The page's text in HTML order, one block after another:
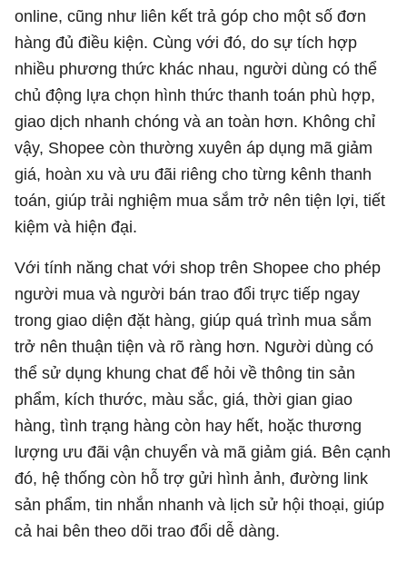
online, cũng như liên kết trả góp cho một số đơn
hàng đủ điều kiện. Cùng với đó, do sự tích hợp
nhiều phương thức khác nhau, người dùng có thể
chủ động lựa chọn hình thức thanh toán phù hợp,
giao dịch nhanh chóng và an toàn hơn. Không chỉ
vậy, Shopee còn thường xuyên áp dụng mã giảm
giá, hoàn xu và ưu đãi riêng cho từng kênh thanh
toán, giúp trải nghiệm mua sắm trở nên tiện lợi, tiết
kiệm và hiện đại.
Với tính năng chat với shop trên Shopee cho phép
người mua và người bán trao đổi trực tiếp ngay
trong giao diện đặt hàng, giúp quá trình mua sắm
trở nên thuận tiện và rõ ràng hơn. Người dùng có
thể sử dụng khung chat để hỏi về thông tin sản
phẩm, kích thước, màu sắc, giá, thời gian giao
hàng, tình trạng hàng còn hay hết, hoặc thương
lượng ưu đãi vận chuyển và mã giảm giá. Bên cạnh
đó, hệ thống còn hỗ trợ gửi hình ảnh, đường link
sản phẩm, tin nhắn nhanh và lịch sử hội thoại, giúp
cả hai bên theo dõi trao đổi dễ dàng.